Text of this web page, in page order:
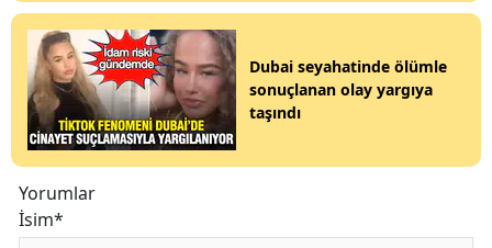
Dubai seyahatinde ölümle
sonuçlanan olay yargıya
taşındı
Yorumlar
İsim*